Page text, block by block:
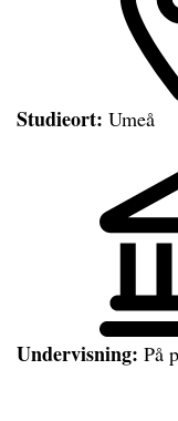
Studieort: Umeå
Undervisning: På